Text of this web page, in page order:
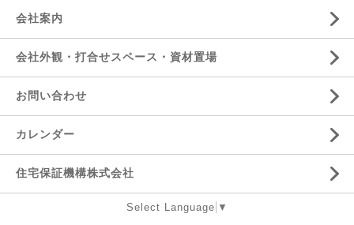
会社案内
会社外観・打合せスペース・資材置場
お問い合わせ
カレンダー
住宅保証機構株式会社
Select Language ▼